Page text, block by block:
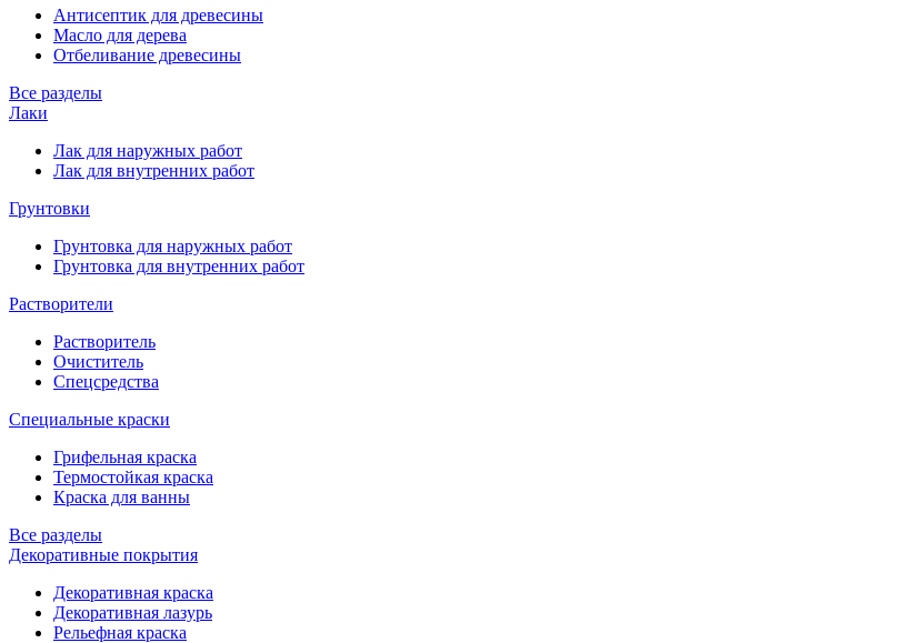
Антисептик для древесины
Масло для дерева
Отбеливание древесины
Все разделы
Лаки
Лак для наружных работ
Лак для внутренних работ
Грунтовки
Грунтовка для наружных работ
Грунтовка для внутренних работ
Растворители
Растворитель
Очиститель
Спецсредства
Специальные краски
Грифельная краска
Термостойкая краска
Краска для ванны
Все разделы
Декоративные покрытия
Декоративная краска
Декоративная лазурь
Рельефная краска